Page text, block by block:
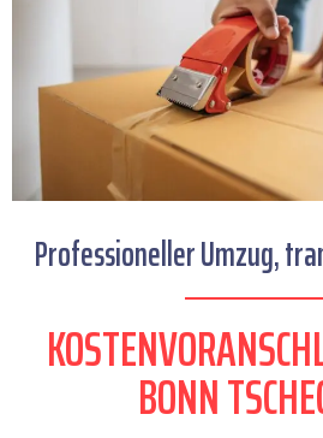
Professioneller Umzug,
BONN